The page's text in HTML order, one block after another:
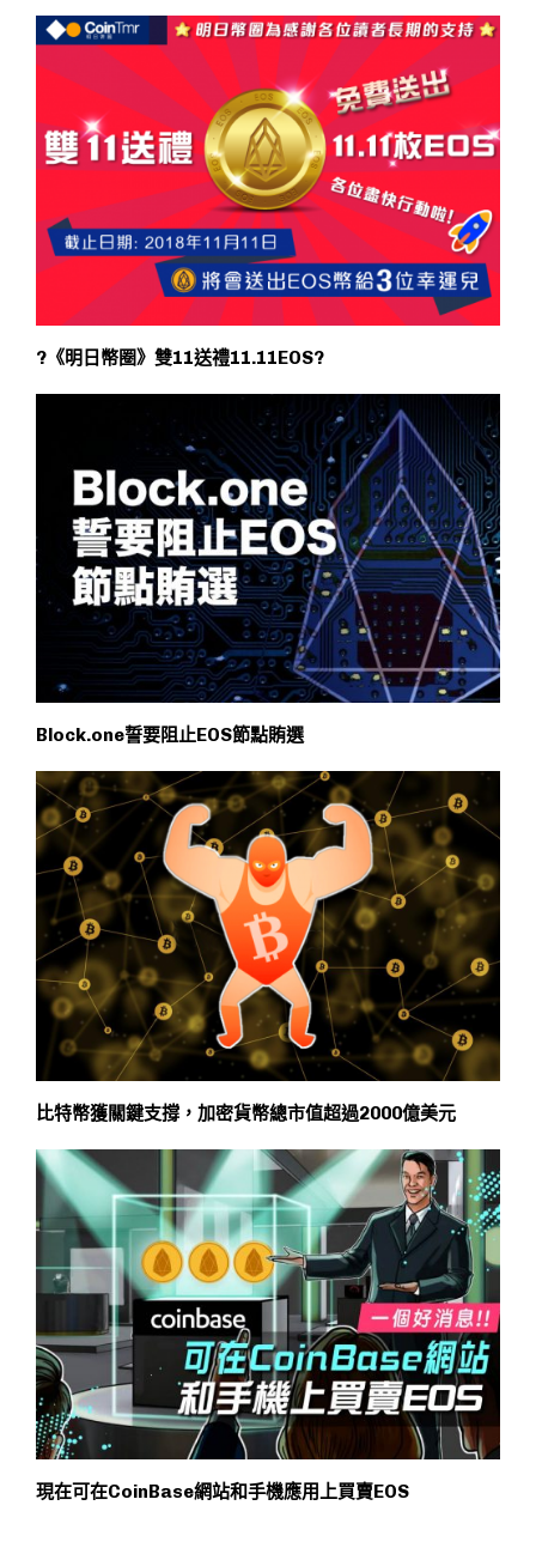
?《明日幣圈》雙11送禮11.11EOS?
Block.one誓要阻止EOS節點賄選
比特幣獲關鍵支撐，加密貨幣總市值超過2000億美元
現在可在CoinBase網站和手機應用上買賣EOS